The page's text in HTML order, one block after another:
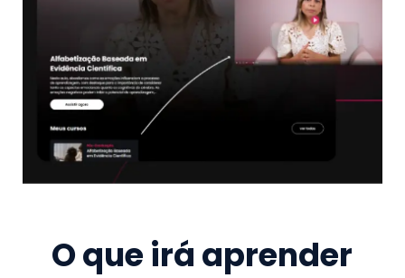
O que irá aprender